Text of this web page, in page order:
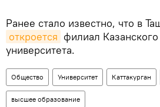
Ранее стало известно, что в
откроется филиал
университета.
Общество Университет Каттакурган
высшее образование